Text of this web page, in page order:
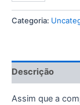
Categoria:
Descrição
Assim que a